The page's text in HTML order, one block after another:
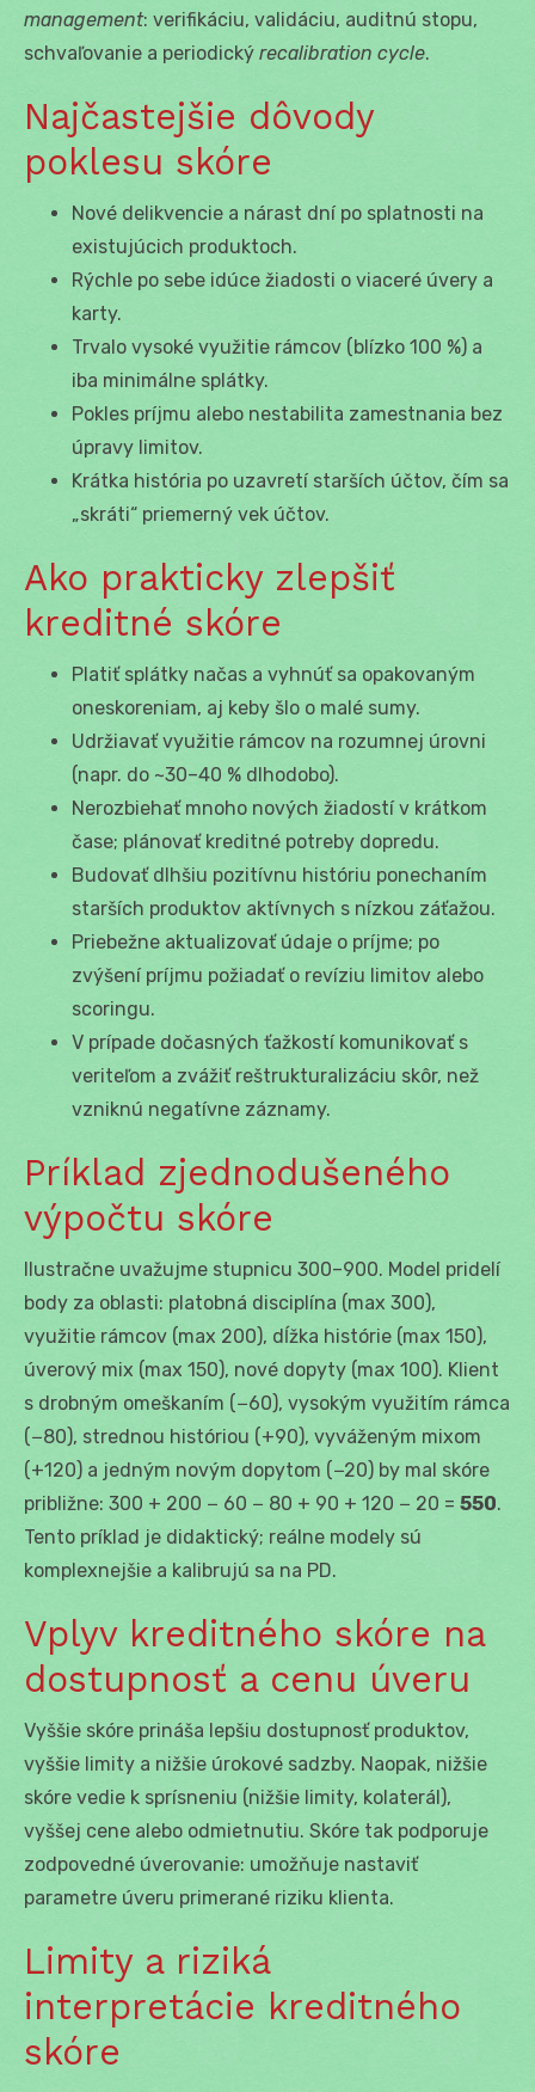
management: verifikáciu, validáciu, auditnú stopu,
schvaľovanie a periodický recalibration cycle.
Najčastejšie dôvody
poklesu skóre
Nové delikvencie a nárast dní po splatnosti na
existujúcich produktoch.
Rýchle po sebe idúce žiadosti o viaceré úvery a
karty.
Trvalo vysoké využitie rámcov (blízko 100 %) a
iba minimálne splátky.
Pokles príjmu alebo nestabilita zamestnania bez
úpravy limitov.
Krátka história po uzavretí starších účtov, čím sa
„skráti“ priemerný vek účtov.
Ako prakticky zlepšiť
kreditné skóre
Platiť splátky načas a vyhnúť sa opakovaným
oneskoreniam, aj keby šlo o malé sumy.
Udržiavať využitie rámcov na rozumnej úrovni
(napr. do ~30–40 % dlhodobo).
Nerozbiehať mnoho nových žiadostí v krátkom
čase; plánovať kreditné potreby dopredu.
Budovať dlhšiu pozitívnu históriu ponechaním
starších produktov aktívnych s nízkou záťažou.
Priebežne aktualizovať údaje o príjme; po
zvýšení príjmu požiadať o revíziu limitov alebo
scoringu.
V prípade dočasných ťažkostí komunikovať s
veriteľom a zvážiť reštrukturalizáciu skôr, než
vzniknú negatívne záznamy.
Príklad zjednodušeného
výpočtu skóre
Ilustračne uvažujme stupnicu 300–900. Model pridelí
body za oblasti: platobná disciplína (max 300),
využitie rámcov (max 200), dĺžka histórie (max 150),
úverový mix (max 150), nové dopyty (max 100). Klient
s drobným omeškaním (−60), vysokým využitím rámca
(−80), strednou históriou (+90), vyváženým mixom
(+120) a jedným novým dopytom (−20) by mal skóre
približne: 300 + 200 − 60 − 80 + 90 + 120 − 20 = 550.
Tento príklad je didaktický; reálne modely sú
komplexnejšie a kalibrujú sa na PD.
Vplyv kreditného skóre na
dostupnosť a cenu úveru
Vyššie skóre prináša lepšiu dostupnosť produktov,
vyššie limity a nižšie úrokové sadzby. Naopak, nižšie
skóre vedie k sprísneniu (nižšie limity, kolaterál),
vyššej cene alebo odmietnutiu. Skóre tak podporuje
zodpovedné úverovanie: umožňuje nastaviť
parametre úveru primerané riziku klienta.
Limity a riziká
interpretácie kreditného
skóre